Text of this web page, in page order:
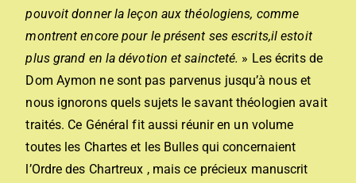
pouvoit donner la leçon aux théologiens, comme
montrent encore pour le présent ses escrits,il estoit
plus grand en la dévotion et saincteté. » Les écrits de
Dom Aymon ne sont pas parvenus jusqu’à nous et
nous ignorons quels sujets le savant théologien avait
traités. Ce Général fit aussi réunir en un volume
toutes les Chartes et les Bulles qui concernaient
l’Ordre des Chartreux , mais ce précieux manuscrit